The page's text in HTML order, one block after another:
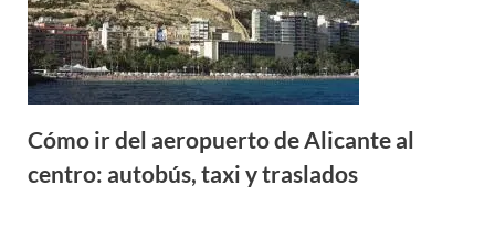
Cómo ir del aeropuerto de Alicante al
centro: autobús, taxi y traslados